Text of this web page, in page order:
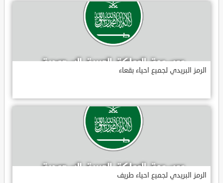
الرمز البريدي لجميع احياء بقعاء
الرمز البريدي لجميع احياء طريف